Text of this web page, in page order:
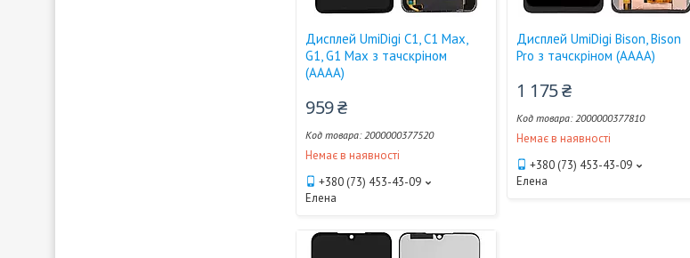
Дисплей UmiDigi C1, C1 Max,
G1, G1 Max з тачскріном
(AAAA)
959 ₴
2000000377520
Немає в наявності
+380 (73) 453-43-09
Елена
Дисплей UmiDigi Bison, Bison
Pro з тачскріном (AAAA)
1 175 ₴
2000000377810
Немає в наявності
+380 (73) 453-43-09
Елена